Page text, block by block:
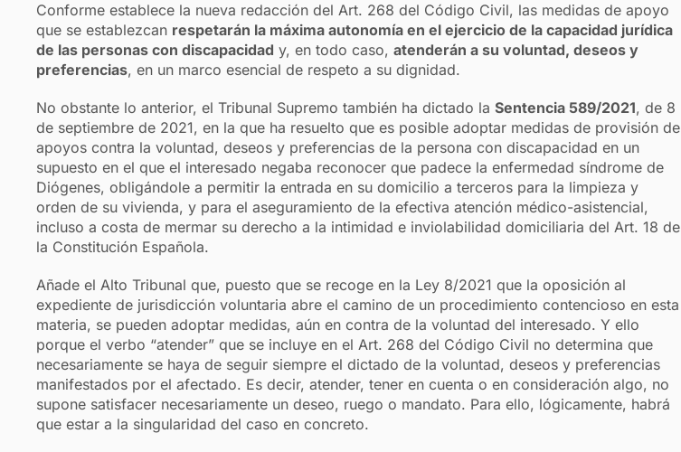
Conforme establece la nueva redacción del Art. 268 del Código Civil, las medidas de apoyo
que se establezcan respetarán la máxima autonomía en el ejercicio de la capacidad jurídica
de las personas con discapacidad y, en todo caso, atenderán a su voluntad, deseos y
preferencias, en un marco esencial de respeto a su dignidad.
No obstante lo anterior, el Tribunal Supremo también ha dictado la Sentencia 589/2021, de 8
de septiembre de 2021, en la que ha resuelto que es posible adoptar medidas de provisión de
apoyos contra la voluntad, deseos y preferencias de la persona con discapacidad en un
supuesto en el que el interesado negaba reconocer que padece la enfermedad síndrome de
Diógenes, obligándole a permitir la entrada en su domicilio a terceros para la limpieza y
orden de su vivienda, y para el aseguramiento de la efectiva atención médico-asistencial,
incluso a costa de mermar su derecho a la intimidad e inviolabilidad domiciliaria del Art. 18 de
la Constitución Española.
Añade el Alto Tribunal que, puesto que se recoge en la Ley 8/2021 que la oposición al
expediente de jurisdicción voluntaria abre el camino de un procedimiento contencioso en esta
materia, se pueden adoptar medidas, aún en contra de la voluntad del interesado. Y ello
porque el verbo “atender” que se incluye en el Art. 268 del Código Civil no determina que
necesariamente se haya de seguir siempre el dictado de la voluntad, deseos y preferencias
manifestados por el afectado. Es decir, atender, tener en cuenta o en consideración algo, no
supone satisfacer necesariamente un deseo, ruego o mandato. Para ello, lógicamente, habrá
que estar a la singularidad del caso en concreto.